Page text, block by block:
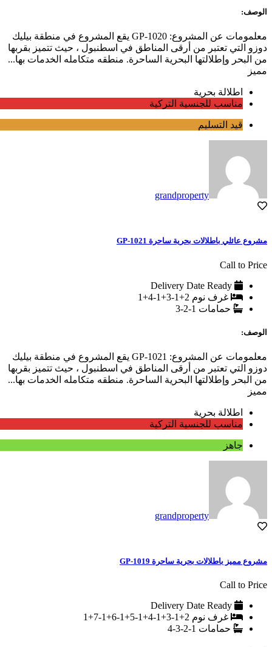
الوصف:
معلمومات عن المشروع: GP-1020 يقع المشروع في منطقة بيليك
دوزو التي تعتبر من أرقى المناطق في اسطنبول ، حيث تتميز بقربها
من البحر وإطلالتها البحرية الساحرة. منطقه متكامله الخدمات بها...
مميز
اطلالة بحرية
مناسب للجنسية التركية
قيد التسليم
grandproperty
مشروع عائلي باطلالات بحرية ساحرة GP-1021
Call to Price
Delivery Date Ready
غرف نوم 2+1-3+1-4+1
حمامات 1-2-3
الوصف:
معلمومات عن المشروع: GP-1021 يقع المشروع في منطقة بيليك
دوزو التي تعتبر من أرقى المناطق في اسطنبول ، حيث تتميز بقربها
من البحر وإطلالتها البحرية الساحرة. منطقه متكامله الخدمات بها...
مميز
اطلالة بحرية
مناسب للجنسية التركية
جاهز
grandproperty
مشروع مميز باطلالات بحرية ساحرة GP-1019
Call to Price
Delivery Date Ready
غرف نوم 2+1-3+1-4+1-5+1-6+1-7+1
حمامات 1-2-3-4